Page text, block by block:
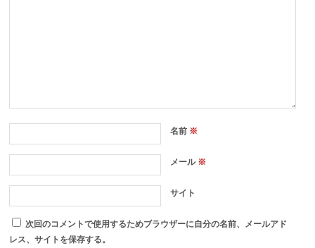
名前 ※
メール※
サイト
次回のコメントで使用するためブラウザーに自分の名前、メールアド
レス、サイトを保存する。